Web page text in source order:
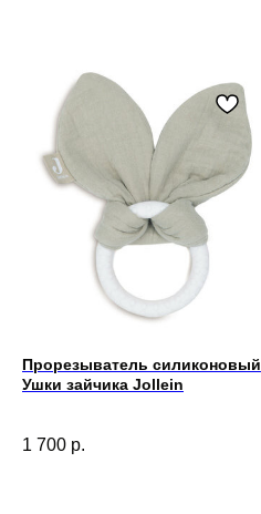
Прорезыватель силиконовый
Ушки зайчика Jollein
1 700 р.